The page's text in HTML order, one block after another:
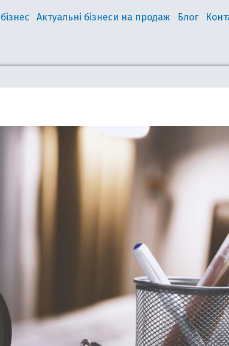
Актуальні бізнеси на продаж Блог